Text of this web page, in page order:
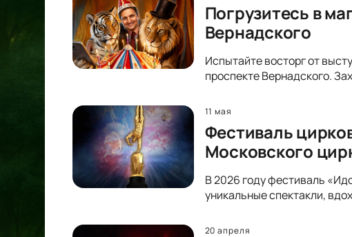
Погрузитесь в
Вернадского
Испытайте восторг от
проспекте Вернадского.
11 мая
Фестиваль
Московского
В 2026 году фестиваль
уникальные спектакли,
20 апреля